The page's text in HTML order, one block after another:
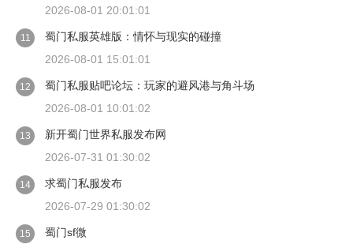
2026-08-01 20:01:01
11
蜀门私服英雄版：情怀与现实的碰撞
2026-08-01 15:01:01
12
蜀门私服贴吧论坛：玩家的避风港与角斗场
2026-08-01 10:01:02
13
新开蜀门世界私服发布网
2026-07-31 01:30:02
14
求蜀门私服发布
2026-07-29 01:30:02
15 蜀门sf微